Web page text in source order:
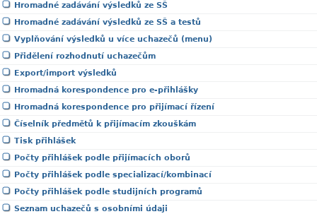
Hromadné zadávání výsledků ze SŠ
Hromadné zadávání výsledků ze SŠ a testů
Vyplňování výsledků u více uchazečů (menu)
Přidělení rozhodnutí uchazečům
Export/import výsledků
Hromadná korespondence pro e-přihlášky
Hromadná korespondence pro přijímací řízení
Číselník předmětů k přijímacím zkouškám
Tisk přihlášek
Počty přihlášek podle přijímacích oborů
Počty přihlášek podle specializací/kombinací
Počty přihlášek podle studijních programů
Seznam uchazečů s osobními údaji